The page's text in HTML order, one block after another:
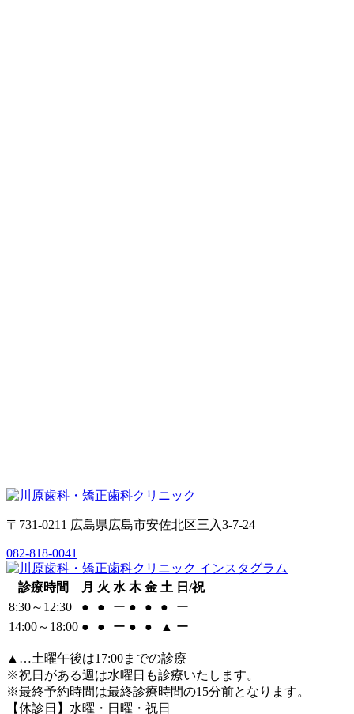
〒731-0211 広島県広島市安佐北区三入3-7-24
082-818-0041
診療時間 月 火 水 木 金 土 日/祝
8:30～12:30
● ● ー ● ● ●
ー
14:00～18:00 ● ● ー ● ● ▲ ー
▲…土曜午後は17:00までの診療
※祝日がある週は水曜日も診療いたします。
※最終予約時間は最終診療時間の15分前となります。
【休診日】水曜・日曜・祝日